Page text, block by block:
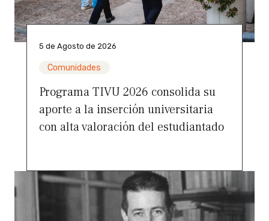
5 de Agosto de 2026
Comunidades
Programa TIVU 2026 consolida su
aporte a la inserción universitaria
con alta valoración del estudiantado